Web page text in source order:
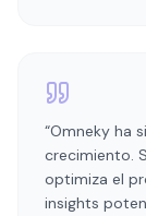
“Omneky ha
crecimiento.
optimiza el
insights